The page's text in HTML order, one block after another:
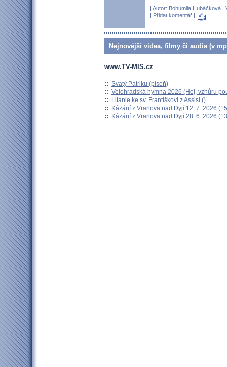
| Autor: Bohumila Hubáčková |
| Přidat komentář |
Nejnovější videa, filmy či audia (v
www.TV-MIS.cz
:: Svatý Patriku (píseň)
:: Velehradská hymna 2026 (Hej, vzhůru
:: Litanie ke sv. Františkovi z Assisi ()
:: Kázání z Vranova nad Dyjí 12. 7. 2026
:: Kázání z Vranova nad Dyjí 28. 6. 2026